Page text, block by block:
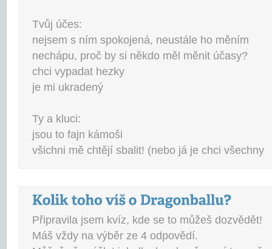
Tvůj účes:
nejsem s ním spokojená, neustále ho měním
nechápu, proč by si někdo měl měnit účasy?
chci vypadat hezky
je mi ukradený
Ty a kluci:
jsou to fajn kámoši
všichni mě chtějí sbalit! (nebo já je chci všechny
Připravila jsem kvíz, kde se to můžeš dozvědět!
Máš vždy na výběr ze 4 odpovědí.